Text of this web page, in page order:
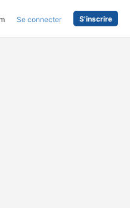
Se connecter S'inscrire